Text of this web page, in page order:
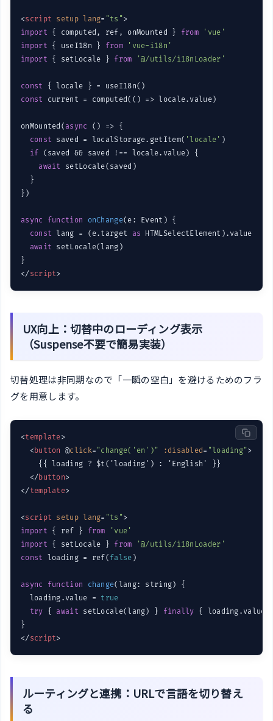
<script setup lang= "ts" >
import { computed, ref, onMounted } from
'vue'
import { useI18n } from
'vue-i18n'
import { setLocale } from '@/utils/i18nLoader'
const
const current = computed( () => locale.value)
onMounted( async () => {
const saved = localStorage.getItem( 'locale' )
if (saved && saved !== locale.value) {
await
setLocale(saved)
  }
})
async function onChange( e: Event ) {
const lang = (e.target as HTMLSelectElement).value
await setLocale(lang)
</script>
UX向上：切替中のローディング表示
（Suspense不要で簡易実装）
切替処理は非同期なので「一瞬の空白」を避けるためのフラ
グを用意します。
<template>
< button @click= "change('en')" :disabled = "loading" >
    {{ loading ? $t('loading') : 'English' }}
</button>
</template>
<script setup lang= "ts" >
import { ref } from
'vue'
import { setLocale } from
'@/utils/i18nLoader'
const loading = ref( false )
async function change( lang: string ) {
  loading.value =
true
try { await setLocale(lang) } finally { loading.value
</script>
ルーティングと連携：URLで言語を切り替え
る